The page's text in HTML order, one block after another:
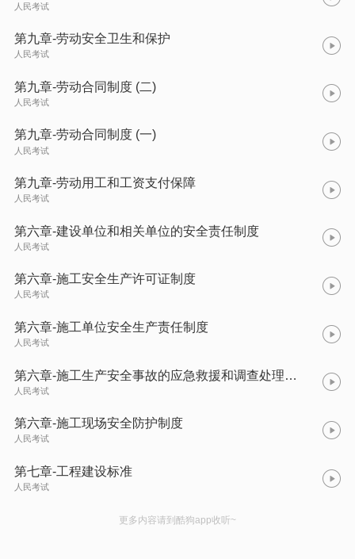
人民考试
第九章-劳动安全卫生和保护
人民考试
第九章-劳动合同制度 (二)
人民考试
第九章-劳动合同制度 (一)
人民考试
第九章-劳动用工和工资支付保障
人民考试
第六章-建设单位和相关单位的安全责任制度
人民考试
第六章-施工安全生产许可证制度
人民考试
第六章-施工单位安全生产责任制度
人民考试
第六章-施工生产安全事故的应急救援和调查处理、政府主管部门安全生产监督管理
人民考试
第六章-施工现场安全防护制度
人民考试
第七章-工程建设标准
人民考试
更多内容请到酷狗app收听~